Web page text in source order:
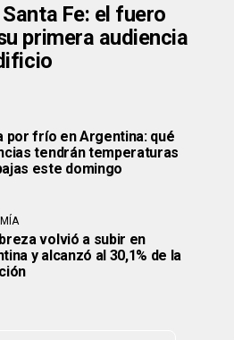
Fe: el fuero
primera audiencia
por frío en Argentina: qué
tendrán temperaturas
este domingo
volvió a subir en
y alcanzó al 30,1% de la